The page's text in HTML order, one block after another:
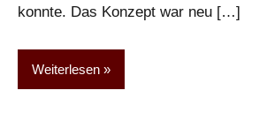
konnte. Das Konzept war neu […]
Weiterlesen